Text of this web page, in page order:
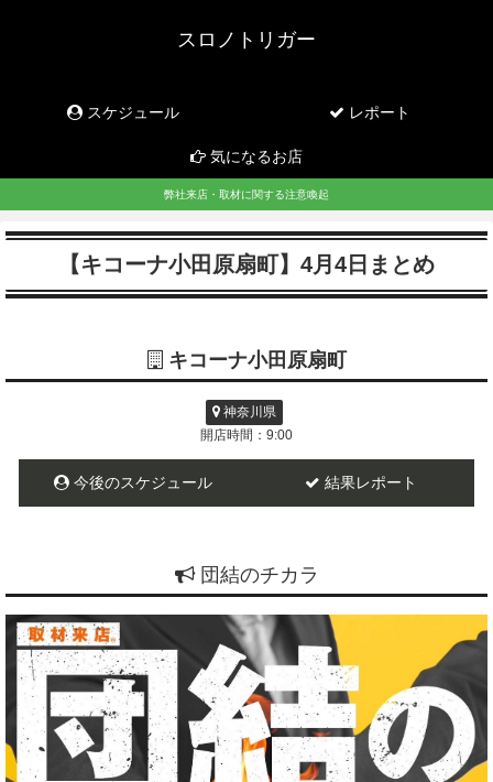
スロノトリガー
スケジュール レポート
気になるお店
弊社来店・取材に関する注意喚起
【キコーナ小田原扇町】4月4日まとめ
キコーナ小田原扇町
神奈川県
開店時間：9:00
今後のスケジュール 結果レポート
団結のチカラ